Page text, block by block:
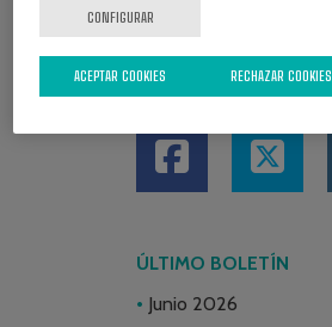
REDES SOCIALES
ÚLTIMO BOLETÍN
Junio 2026
CONFIGURAR
RECHAZAR COOKIES
ACEPTAR COOKIES